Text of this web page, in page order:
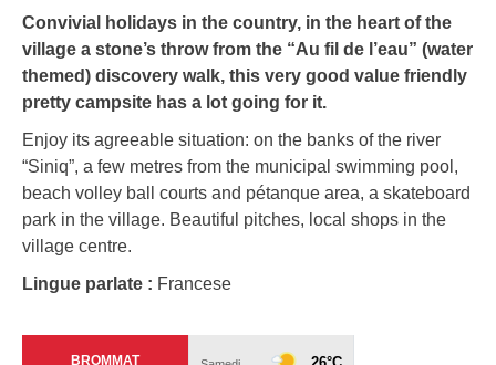
Convivial holidays in the country, in the heart of the
village a stone’s throw from the “Au fil de l’eau” (water
themed) discovery walk, this very good value friendly
pretty campsite has a lot going for it.
Enjoy its agreeable situation: on the banks of the river
“Siniq”, a few metres from the municipal swimming pool,
beach volley ball courts and pétanque area, a skateboard
park in the village. Beautiful pitches, local shops in the
village centre.
Lingue parlate : Francese